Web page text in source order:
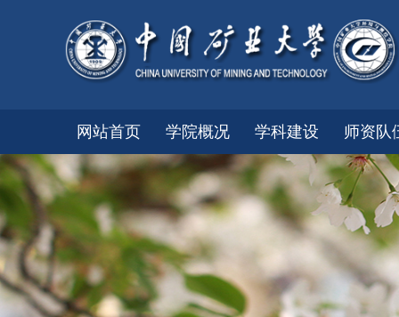
网站首页 学院概况 学科建设 师资队